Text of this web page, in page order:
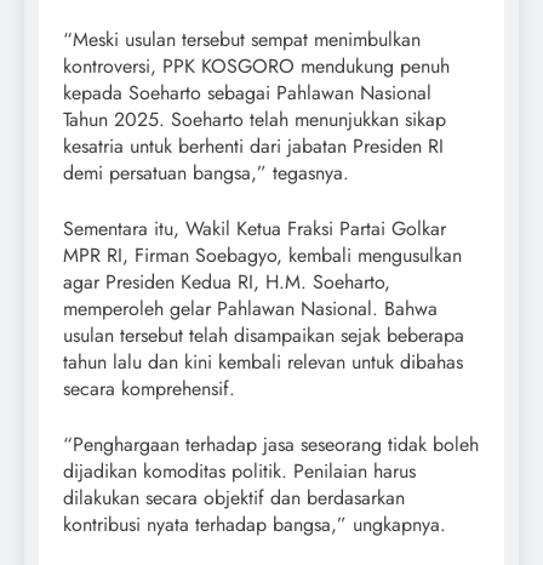
“Meski usulan tersebut sempat menimbulkan
kontroversi, PPK KOSGORO mendukung penuh
kepada Soeharto sebagai Pahlawan Nasional
Tahun 2025. Soeharto telah menunjukkan sikap
kesatria untuk berhenti dari jabatan Presiden RI
demi persatuan bangsa,” tegasnya.
Sementara itu, Wakil Ketua Fraksi Partai Golkar
MPR RI, Firman Soebagyo, kembali mengusulkan
agar Presiden Kedua RI, H.M. Soeharto,
memperoleh gelar Pahlawan Nasional. Bahwa
usulan tersebut telah disampaikan sejak beberapa
tahun lalu dan kini kembali relevan untuk dibahas
secara komprehensif.
“Penghargaan terhadap jasa seseorang tidak boleh
dijadikan komoditas politik. Penilaian harus
dilakukan secara objektif dan berdasarkan
kontribusi nyata terhadap bangsa,” ungkapnya.